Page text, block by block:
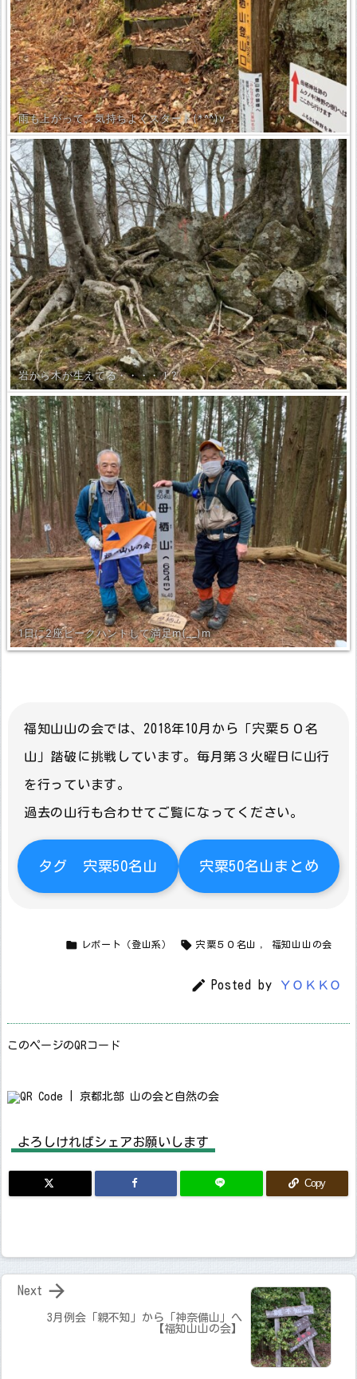
雨も上がって、気持ちよくスタート(*^^)v
岩から木が生えてる・・・・！?
1日に2座ピークハントして満足m(__)m
福知山山の会では、2018年10月から「宍粟５０名
山」踏破に挑戦しています。毎月第３火曜日に山行
を行っています。
過去の山行も合わせてご覧になってください。
タグ 宍粟50名山 宍粟50名山まとめ
 レポート（登山系）  宍粟５０名山 福知山山の会
 Posted by ＹＯＫＫＯ
このページのQRコード
よろしければシェアお願いします
Copy
3月例会「親不知」から「神奈備山」へ
【福知山山の会】

Next